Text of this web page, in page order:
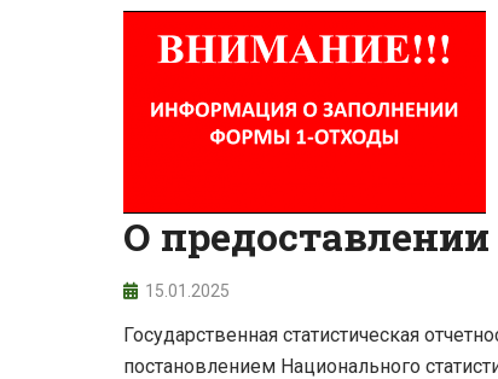
О
15.01.2025
Государственная статистическая
постановлением Национального